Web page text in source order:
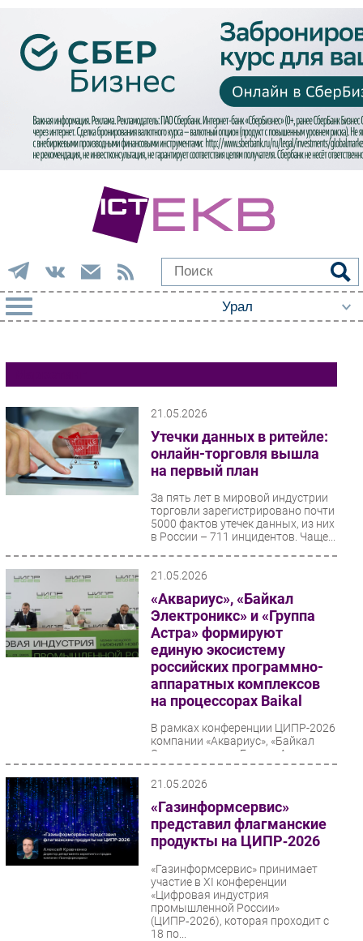
Импорто­замещение
Автоматизация Промышленности
Интернет
Мобильная связь
Фиксированная связь
Интеграция
Торговые сети
Оборудование
ПО
Outsourcing
Кадры
CIO/Управление ИТ
Гаджеты
Здоровье
21.05.2026
Утечки данных в ритейле:
онлайн-торговля вышла
на первый план
За пять лет в мировой индустрии
торговли зарегистрировано почти
5000 фактов утечек данных, из них
в России – 711 инцидентов. Чаще...
21.05.2026
«Аквариус», «Байкал
Электроникс» и «Группа
Астра» формируют
единую экосистему
российских программно-
аппаратных комплексов
на процессорах Baikal
В рамках конференции ЦИПР-2026
компании «Аквариус», «Байкал
Электроникс» и «Группа Астра»
объявили о намерении совместно
создавать...
21.05.2026
«Газинформсервис»
представил флагманские
продукты на ЦИПР‑2026
«Газинформсервис» принимает
участие в XI конференции
«Цифровая индустрия
промышленной России»
(ЦИПР‑2026), которая проходит с
18 по...